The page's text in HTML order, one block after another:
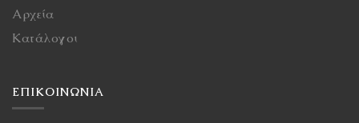
Αρχεία
Κατάλογοι
ΕΠΙΚΟΙΝΩΝΙΑ